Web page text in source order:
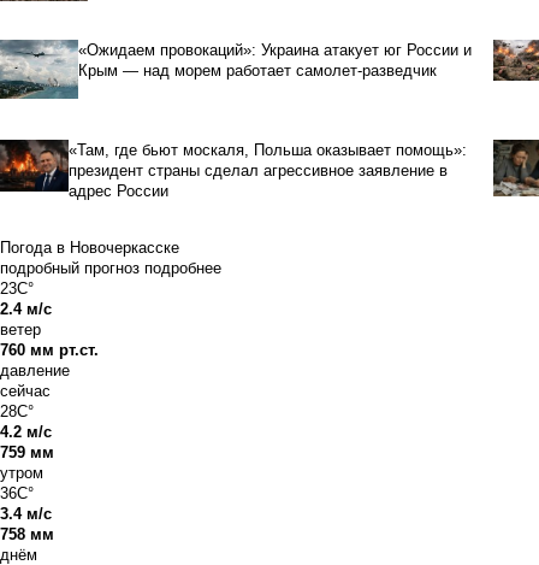
«Ожидаем провокаций»: Украина атакует юг России и
Крым — над морем работает самолет-разведчик
«Там, где бьют москаля, Польша оказывает помощь»:
президент страны сделал агрессивное заявление в
адрес России
Погода в Новочеркасске
подробный прогноз подробнее
23C°
2.4 м/с
ветер
760 мм рт.ст.
давление
сейчас
28C°
4.2 м/с
759 мм
утром
36C°
3.4 м/с
758 мм
днём